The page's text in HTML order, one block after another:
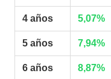
4 años 5,07%
5 años 7,94%
6 años 8,87%